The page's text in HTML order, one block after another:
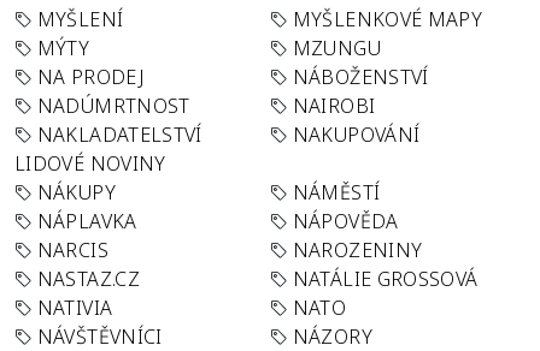
MYŠLENÍ
MYŠLENKOVÉ MAPY
MÝTY
MZUNGU
NA PRODEJ
NÁBOŽENSTVÍ
NADÚMRTNOST
NAIROBI
NAKLADATELSTVÍ
LIDOVÉ NOVINY
NAKUPOVÁNÍ
NÁKUPY
NÁMĚSTÍ
NÁPLAVKA
NÁPOVĚDA
NARCIS
NAROZENINY
NASTAZ.CZ
NATÁLIE GROSSOVÁ
NATIVIA
NATO
NÁVŠTĚVNÍCI
NÁZORY